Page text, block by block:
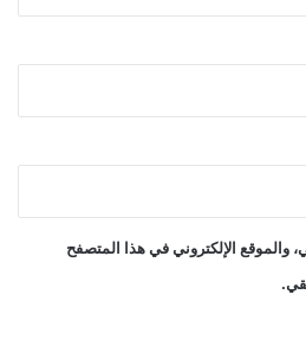
والموقع الإلكتروني في هذا المتصفح